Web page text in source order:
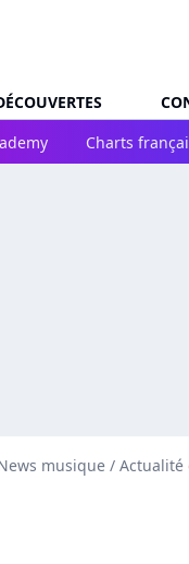
Charts
musique / Actualité